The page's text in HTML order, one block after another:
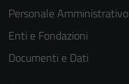
Personale Amministrativo
Enti e Fondazioni
Documenti e Dati